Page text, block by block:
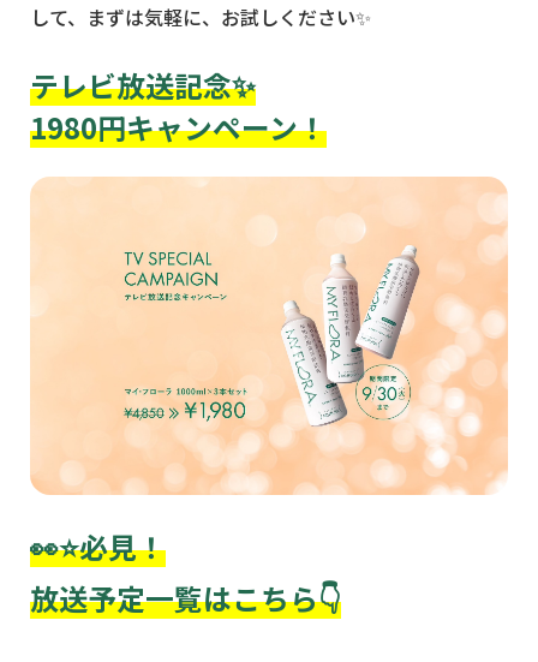
して、まずは気軽に、お試しください✨
テレビ放送記念✨
1980円キャンペーン！
👀⭐必見！
放送予定一覧はこちら👇